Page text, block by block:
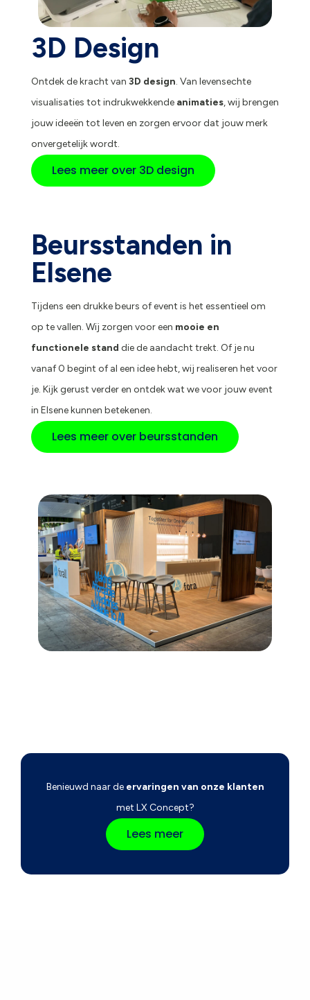
3D Design
Ontdek de kracht van 3D design. Van levensechte
visualisaties tot indrukwekkende animaties, wij brengen
jouw ideeën tot leven en zorgen ervoor dat jouw merk
onvergetelijk wordt.
Lees meer over 3D design
Beursstanden in
Elsene
Tijdens een drukke beurs of event is het essentieel om
op te vallen. Wij zorgen voor een mooie en
functionele stand die de aandacht trekt. Of je nu
vanaf 0 begint of al een idee hebt, wij realiseren het voor
je. Kijk gerust verder en ontdek wat we voor jouw event
in Elsene kunnen betekenen.
Lees meer over beursstanden
Benieuwd naar de ervaringen van onze klanten
met LX Concept?
Lees meer